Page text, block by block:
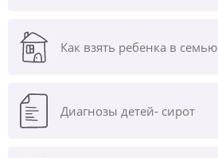
Как взять ребенка в семью
Диагнозы детей- сирот